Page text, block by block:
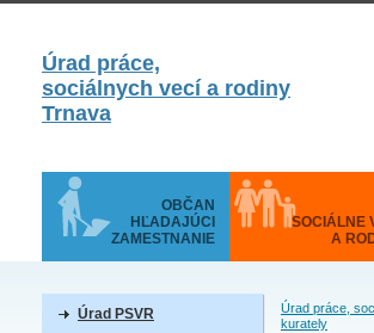
Úrad práce,
sociálnych vecí a rodiny
Trnava
OBČAN
HĽADAJÚCI
ZAMESTNANIE
SOCIÁLNE
A
Úrad PSVR
Úrad práce,
kurately